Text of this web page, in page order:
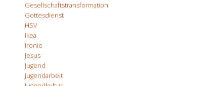
Gesellschaftstransformation
Gottesdienst
HSV
Ikea
Ironie
Jesus
Jugend
Jugendarbeit